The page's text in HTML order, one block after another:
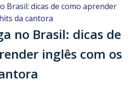
no Brasil: dicas de
inglês com os